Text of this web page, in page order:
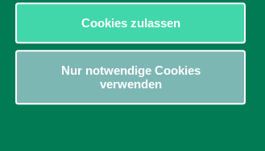
Cookies zulassen
Nur notwendige Cookies
verwenden